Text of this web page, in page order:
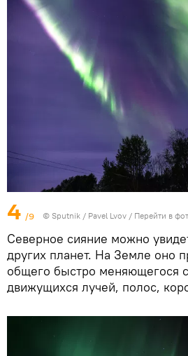
4 /9 © Sputnik / Pavel Lvov / Перейти в
Северное сияние можно
других планет. На Земле оно
общего быстро меняющегося
движущихся лучей, полос,